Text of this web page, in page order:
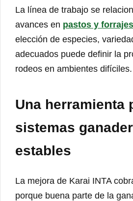
La línea de trabajo se
avances en pastos y forrajes
elección de especies,
adecuados puede definir la
rodeos en ambientes difíciles.
Una herramienta
sistemas
estables
La mejora de Karai INTA
porque buena parte de la